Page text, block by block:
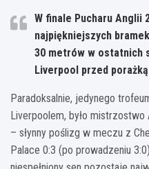
W finale Pucharu Anglii
najpiękniejszych
30 metrów w ostatnich
Liverpool przed
Paradoksalnie, jedynego
Liverpoolem, było mistrzostwo
– słynny poślizg w meczu z
Palace 0:3 (po prowadzeniu